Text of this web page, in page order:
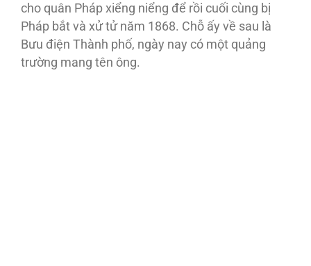
cho quân Pháp xiểng niểng để rồi cuối cùng bị
Pháp bắt và xử tử năm 1868. Chỗ ấy về sau là
Bưu điện Thành phố, ngày nay có một quảng
trường mang tên ông.